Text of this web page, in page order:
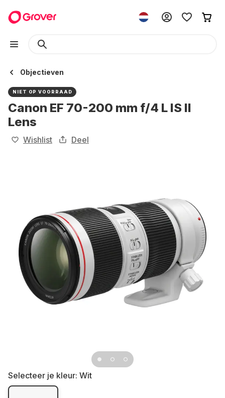
Objectieven
NIET OP VOORRAAD
Canon EF 70-200 mm f/4 L IS II
Lens
Wishlist Deel
Selecteer je kleur: Wit